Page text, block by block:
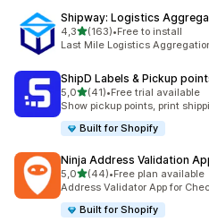
Shipway: Logistics
4,3stelle su 5
(163)
163 recensioni totali
•Free to install
Last Mile Logistics
ShipD Labels & Pickup
5,0stelle su 5
(41)
41 recensioni totali
•Free trial available
Show pickup points, print
Built for Shopify
Ninja Address Validation
5,0stelle su 5
(44)
44 recensioni totali
•Free plan available
Address Validator App for
Built for Shopify